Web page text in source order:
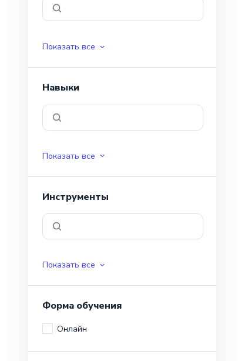
Показать все
Навыки
Показать все
Инструменты
Показать все
Форма обучения
Онлайн